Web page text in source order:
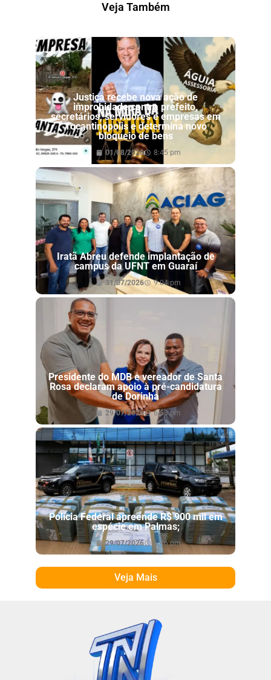
Veja Também
Justiça recebe nova ação de
improbidade contra prefeito,
secretários, servidores e empresas em
Tocantinópolis e determina novo
bloqueio de bens
01/08/2026 8:45 pm
Iratã Abreu defende implantação de
campus da UFNT em Guaraí
31/07/2026 9:04 pm
Presidente do MDB e vereador de Santa
Rosa declaram apoio à pré-candidatura
de Dorinha
29/07/2026 6:53 pm
Polícia Federal apreende R$ 900 mil em
espécie em Palmas;
29/07/2026 6:46 pm
Veja Mais